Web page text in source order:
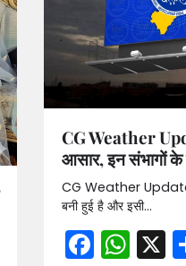
CG Weather
आसार, इन संभागों के
CG Weather Update:
बनी हुई है और इसी…
X